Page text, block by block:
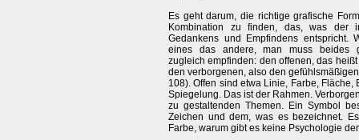
Es geht darum, die richtige grafische
Kombination zu finden, das, was der
Gedankens und Empfindens entspricht.
eines das andere, man muss beides
zugleich empfinden: den offenen, das
den verborgenen, also den
108). Offen sind etwa Linie, Farbe, Fläche,
Spiegelung. Das ist der Rahmen.
zu gestaltenden Themen. Ein Symbol
Zeichen und dem, was es bezeichnet.
Farbe, warum gibt es keine Psychologie